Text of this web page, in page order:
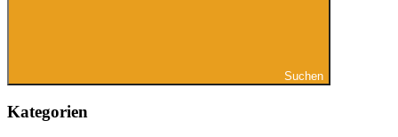
Suchen
Kategorien